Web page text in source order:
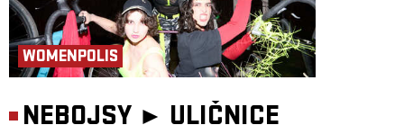
WOMENPOLIS
NEBOJSY ► ULIČNICE